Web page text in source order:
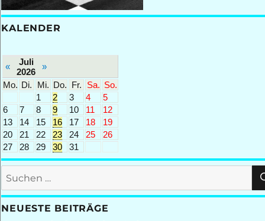
KALENDER
«
Juli
2026
»
Mo. Di. Mi. Do. Fr. Sa. So.
1
2 3 4
5
6
7 8 9 10 11
12
13
14 15 16 17 18
19
20
21 22 23 24 25
26
27
28 29 30 31
Suchen
nach:
NEUESTE BEITRÄGE